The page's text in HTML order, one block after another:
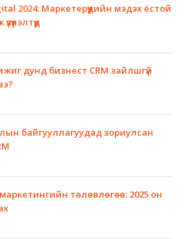
2024: Маркетерүүдийн мэдэх ёстой
дунд бизнест CRM зайлшгүй
байгууллагуудад зориулсан
төлөвлөгөө: 2025 он